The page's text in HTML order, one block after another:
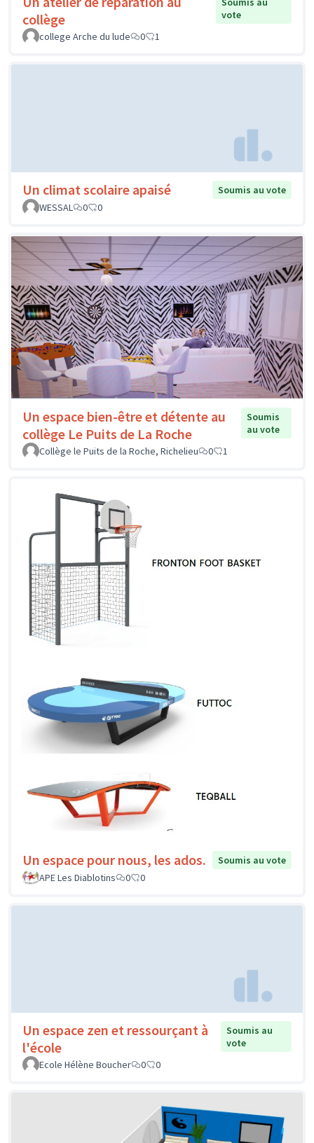
collège
vote
college Arche du lude
0 1
Un climat scolaire apaisé
Soumis au vote
WESSAL
0 0
Un espace bien-être et détente au
collège Le Puits de La Roche
Soumis
au vote
Collège le Puits de la Roche, Richelieu
0 1
Un espace pour nous, les ados.
Soumis au vote
APE Les Diablotins
0 0
Un espace zen et ressourçant à
l'école
Soumis au
vote
Ecole Hélène Boucher
0 0